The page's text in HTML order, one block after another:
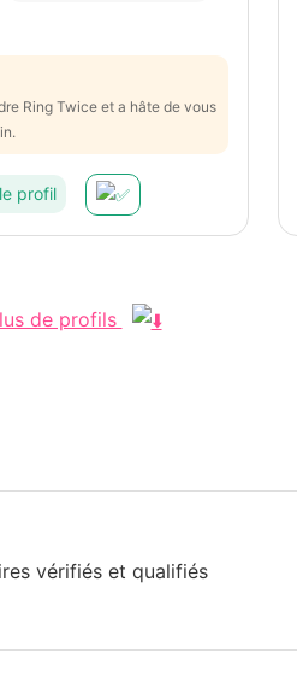
Ring Twice et a hâte de vous
profil
de profils
vérifiés et qualifiés